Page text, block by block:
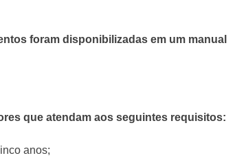
foram disponibilizadas em um manual
que atendam aos seguintes requisitos:
anos;